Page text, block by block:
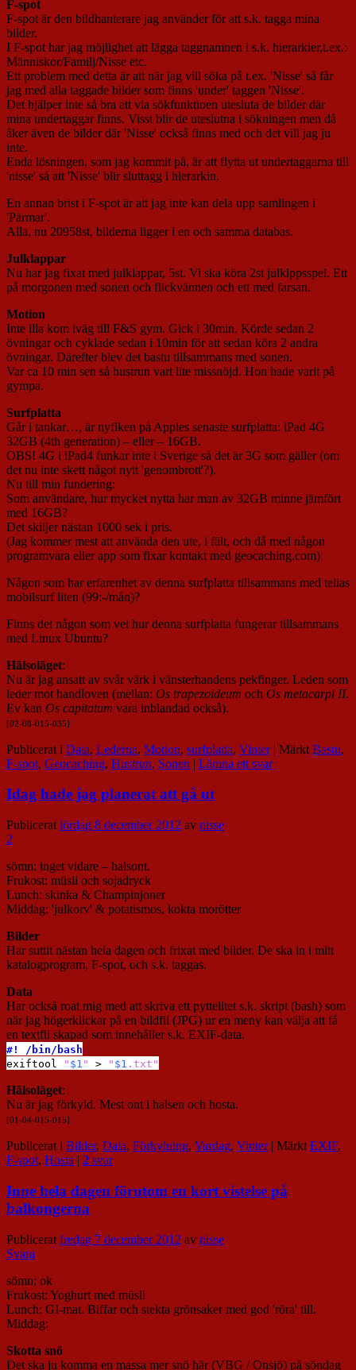
F-spot
F-spot är den bildhanterare jag använder för att s.k. tagga mina
bilder.
I F-spot har jag möjlighet att lägga taggnamnen i s.k. hierarkier,t.ex.:
Människor/Familj/Nisse etc.
Ett problem med detta är att när jag vill söka på t.ex. 'Nisse' så får
jag med alla taggade bilder som finns 'under' taggen 'Nisse'.
Det hjälper inte så bra att via sökfunktioen utesluta de bilder där
mina undertaggar finns. Visst blir de uteslutna i sökningen men då
åker även de bilder där 'Nisse' också finns med och det vill jag ju
inte.
Enda lösningen, som jag kommit på, är att flytta ut undertaggarna till
'nisse' så att 'Nisse' blir sluttagg i hierarkin.
En annan brist i F-spot är att jag inte kan dela upp samlingen i
'Pärmar'.
Alla, nu 20958st, bilderna ligger i en och samma databas.
Julklappar
Nu har jag fixat med julklappar, 5st. Vi ska köra 2st julklppsspel. Ett
på morgonen med sonen och flickvännen och ett med farsan.
Motion
Inte illa kom iväg till F&S gym. Gick i 30min. Körde sedan 2
övningar och cyklade sedan i 10min för att sedan köra 2 andra
övningar. Därefter blev det bastu tillsammans med sonen.
Var ca 10 min sen så hustrun vart lite missnöjd. Hon hade varit på
gympa.
Surfplatta
Går i tankar…, är nyfiken på Apples senaste surfplatta: iPad 4G
32GB (4th generation) – eller – 16GB.
OBS! 4G i iPad4 funkar inte i Sverige så det är 3G som gäller (om
det nu inte skett något nytt 'genombrott'?).
Nu till min fundering:
Som användare, hur mycket nytta har man av 32GB minne jämfört
med 16GB?
Det skiljer nästan 1000 sek i pris.
(Jag kommer mest att använda den ute, i fält, och då med någon
programvara eller app som fixar kontakt med geocaching.com)
Någon som har erfarenhet av denna surfplatta tillsammans med telias
mobilsurf liten (99:-/mån)?
Finns det någon som vet hur denna surfplatta fungerar tillsammans
med Linux Ubuntu?
Hälsoläget:
Nu är jag ansatt av svår värk i vänsterhandens pekfinger. Leden som
leder mot handloven (mellan: Os trapezoideum och Os metacarpi II.
Ev kan Os capitatum vara inblandad också).
[02-08-015-035]
Publicerat i Data, Lederna, Motion, surfplatta, Vinter | Märkt Bastu,
F-spot, Geocaching, Hustrun, Sonen | Lämna ett svar
Idag hade jag planerat att gå ut
Publicerat lördag 8 december 2012 av nisse
2
sömn: inget vidare – halsont.
Frukost: müsli och sojadryck
Lunch: skinka & Champinjoner
Middag: 'julkorv' & potatismos, kokta morötter
Bilder
Har suttit nästan hela dagen och frixat med bilder. De ska in i mitt
katalogprogram, F-spot, och s.k. taggas.
Data
Har också roat mig med att skriva ett pyttelitet s.k. skript (bash) som
när jag högerklickar på en bildfil (JPG) ur en meny kan välja att få
en textfil skapad som innehåller s.k. EXIF-data.
#! /bin/bash
exiftool
" $1 " > " $1 .txt "
Hälsoläget:
Nu är jag förkyld. Mest ont i halsen och hosta.
[01-04-015-015]
Publicerat i Bilder, Data, Förkylning, Vardag, Vinter | Märkt EXIF,
F-spot, Hosta | 2 svar
Inne hela dagen förutom en kort vistelse på
balkongerna
Publicerat fredag 7 december 2012 av nisse
Svara
sömn: ok
Frukost: Yoghurt med müsli
Lunch: GI-mat. Biffar och stekta grönsaker med god 'röra' till.
Middag:
Skotta snö
Det ska ju komma en massa mer snö här (VBG / Onsjö) på söndag